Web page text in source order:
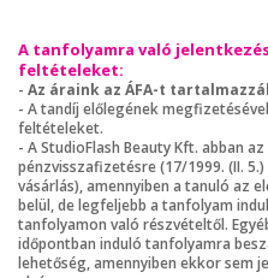
A tanfolyamra való
feltételeket:
- Az áraink az ÁFA-t
- A tandíj előlegének
feltételeket.
- A StudioFlash Beauty Kft. abban
pénzvisszafizetésre (17/1999. (II.
vásárlás), amennyiben a tanuló az
belül, de legfeljebb a tanfolyam
tanfolyamon való részvételtől.
időpontban induló tanfolyamra
lehetőség, amennyiben ekkor sem